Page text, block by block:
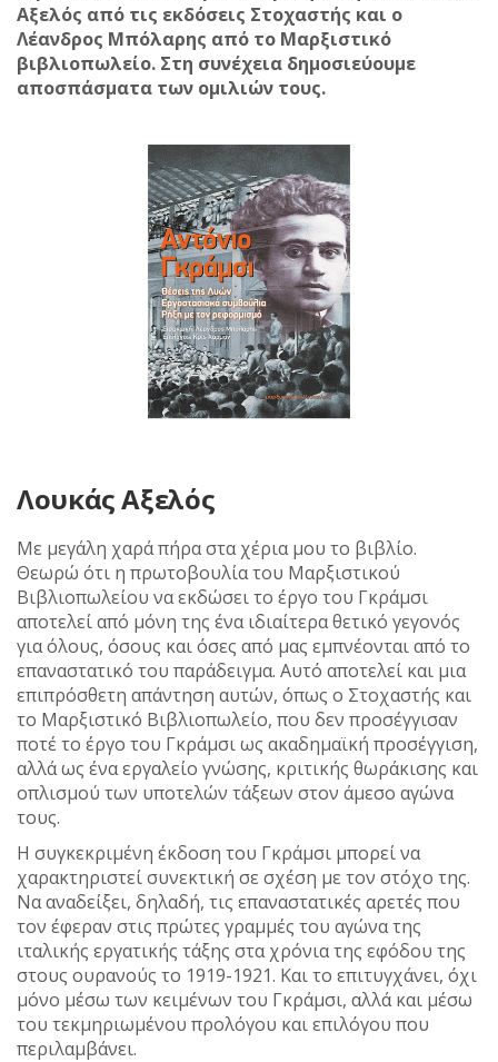
Αξελός από τις εκδόσεις Στοχαστής και ο
Λέανδρος Μπόλαρης από το Μαρξιστικό
βιβλιοπωλείο. Στη συνέχεια δημοσιεύουμε
αποσπάσματα των ομιλιών τους.
Λουκάς Αξελός
Με μεγάλη χαρά πήρα στα χέρια μου το βιβλίο.
Θεωρώ ότι η πρωτοβουλία του Μαρξιστικού
Βιβλιοπωλείου να εκδώσει το έργο του Γκράμσι
αποτελεί από μόνη της ένα ιδιαίτερα θετικό γεγονός
για όλους, όσους και όσες από μας εμπνέονται από το
επαναστατικό του παράδειγμα. Αυτό αποτελεί και μια
επιπρόσθετη απάντηση αυτών, όπως ο Στοχαστής και
το Μαρξιστικό Βιβλιοπωλείο, που δεν προσέγγισαν
ποτέ το έργο του Γκράμσι ως ακαδημαϊκή προσέγγιση,
αλλά ως ένα εργαλείο γνώσης, κριτικής θωράκισης και
οπλισμού των υποτελών τάξεων στον άμεσο αγώνα
τους.
Η συγκεκριμένη έκδοση του Γκράμσι μπορεί να
χαρακτηριστεί συνεκτική σε σχέση με τον στόχο της.
Να αναδείξει, δηλαδή, τις επαναστατικές αρετές που
τον έφεραν στις πρώτες γραμμές του αγώνα της
ιταλικής εργατικής τάξης στα χρόνια της εφόδου της
στους ουρανούς το 1919-1921. Και το επιτυγχάνει, όχι
μόνο μέσω των κειμένων του Γκράμσι, αλλά και μέσω
του τεκμηριωμένου προλόγου και επιλόγου που
περιλαμβάνει.